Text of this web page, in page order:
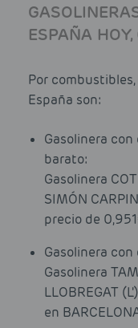
ESPAÑA
Por
España son:
Gasolinera con
barato:
Gasolinera
SIMÓN
precio de
Gasolinera
Gasolinera
LLOBREGAT
en